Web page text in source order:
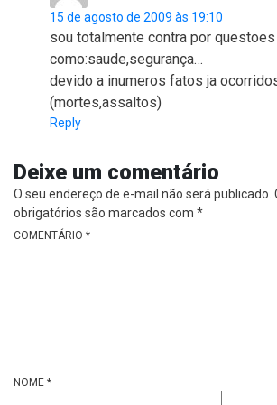
15 de agosto de 2009 às 19:10
sou totalmente contra por
como:saude,segurança…
devido a inumeros fatos ja
(mortes,assaltos)
Reply
Deixe um comentário
O seu endereço de e-mail não será publicado.
obrigatórios são marcados com *
COMENTÁRIO *
NOME *